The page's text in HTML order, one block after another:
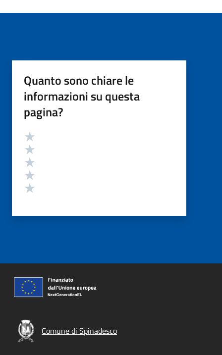
Quanto sono chiare le
informazioni su questa
pagina?
Valutazione
Comune di Spinadesco